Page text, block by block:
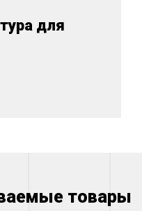
для
товары